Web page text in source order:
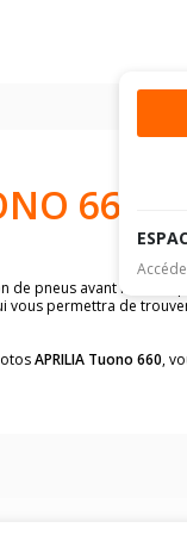
660
de pneus avant moto et
vous permettra de
APRILIA Tuono 660,
dans le carnet